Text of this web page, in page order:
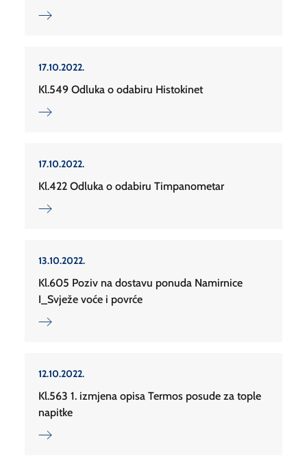
17.10.2022.
Kl.549 Odluka o odabiru Histokinet
17.10.2022.
Kl.422 Odluka o odabiru Timpanometar
13.10.2022.
Kl.605 Poziv na dostavu ponuda Namirnice
I_Svježe voće i povrće
12.10.2022.
Kl.563 1. izmjena opisa Termos posude za tople
napitke